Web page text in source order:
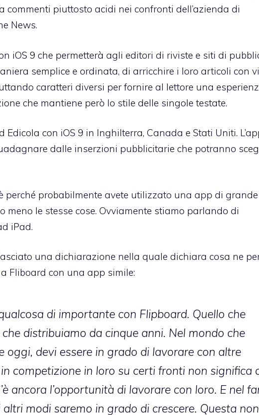
commenti piuttosto acidi nei confronti dell’azienda di
News.
iOS 9 che permetterà agli editori di riviste e siti di
semplice e ordinata, di arricchire i loro articoli con
caratteri diversi per fornire al lettore una
che mantiene però lo stile delle singole testate.
con iOS 9 in Inghilterra, Canada e Stati Uniti.
dalle inserzioni pubblicitarie che potranno
perché probabilmente avete utilizzato una app di grande
meno le stesse cose. Ovviamente stiamo parlando di
iPad.
una dichiarazione nella quale dichiara cosa ne
Fliboard con una app simile:
di importante con Flipboard. Quello che
distribuiamo da cinque anni. Nel mondo che
oggi, devi essere in grado di lavorare con altre
competizione in loro su certi fronti non significa
ancora l’opportunità di lavorare con loro. E nel
modi saremo in grado di crescere. Questa